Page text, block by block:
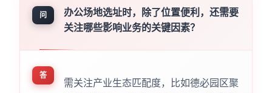
问
办公场地选址时，除了位置便利，还需要
关注哪些影响业务的关键因素？
答
需关注产业生态匹配度，比如德必园区聚